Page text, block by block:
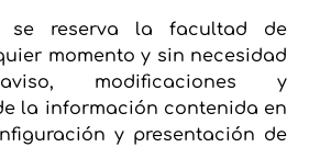
se reserva la facultad de
momento y sin necesidad
modificaciones y
la información contenida en
y presentación de